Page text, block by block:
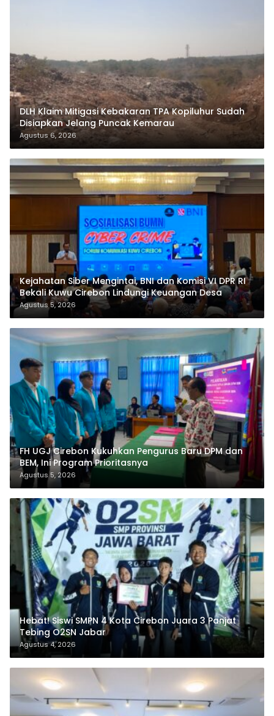
DLH Klaim Mitigasi Kebakaran TPA Kopiluhur Sudah
Disiapkan Jelang Puncak Kemarau
Agustus 6, 2026
Kejahatan Siber Mengintai, BNI dan Komisi VI DPR RI
Bekali Kuwu Cirebon Lindungi Keuangan Desa
Agustus 5, 2026
FH UGJ Cirebon Kukuhkan Pengurus Baru DPM dan
BEM, Ini Program Prioritasnya
Agustus 5, 2026
Hebat! Siswi SMPN 4 Kota Cirebon Juara 3 Panjat
Tebing O2SN Jabar
Agustus 4, 2026